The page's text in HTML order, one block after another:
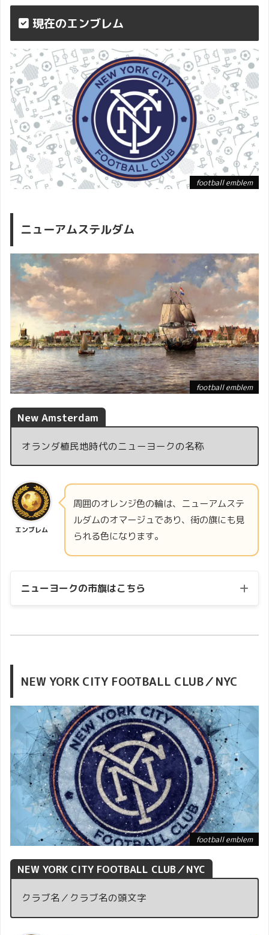
現在のエンブレム
football emblem
ニューアムステルダム
football emblem
New Amsterdam
オランダ植民地時代のニューヨークの名称
エンブレム
周囲のオレンジ色の輪は、ニューアムステ
ルダムのオマージュであり、街の旗にも見
られる色になります。
ニューヨークの市旗はこちら
football emblem
NEW YORK CITY FOOTBALL CLUB／NYC
football emblem
NEW YORK CITY FOOTBALL CLUB／NYC
クラブ名／クラブ名の頭文字